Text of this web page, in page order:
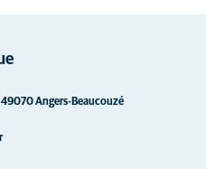
49070 Angers-Beaucouzé